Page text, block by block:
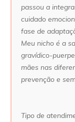
passou a
cuidado
fase de
Meu nicho é a
gravídico-
mães nas
prevenção e
Tipo de